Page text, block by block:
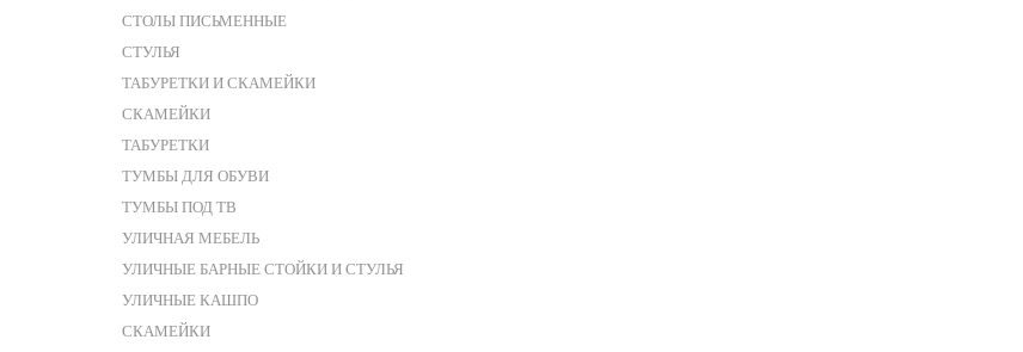
СТОЛЫ ПИСЬМЕННЫЕ
СТУЛЬЯ
ТАБУРЕТКИ И СКАМЕЙКИ
СКАМЕЙКИ
ТАБУРЕТКИ
ТУМБЫ ДЛЯ ОБУВИ
ТУМБЫ ПОД ТВ
УЛИЧНАЯ МЕБЕЛЬ
УЛИЧНЫЕ БАРНЫЕ СТОЙКИ И СТУЛЬЯ
УЛИЧНЫЕ КАШПО
СКАМЕЙКИ